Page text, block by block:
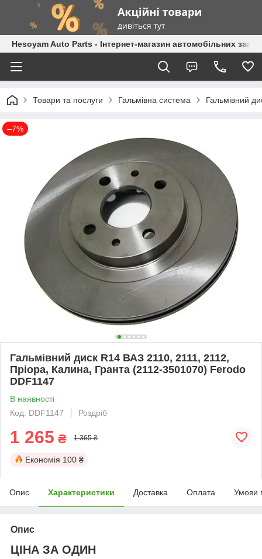
Hesoyam Auto Parts - Інтернет-магазин автомобільних
Товари та послуги Гальмівна система Гальмівний
–7%
Гальмівний диск R14 ВАЗ 2110, 2111, 2112,
Пріора, Калина, Гранта (2112-3501070) Ferodo
DDF1147
В наявності
Код: DDF1147
Роздріб
1 265 ₴ 1 365 ₴
Економія 100 ₴
Опис Характеристики Доставка Оплата Умови
Опис
ЦІНА ЗА ОДИН